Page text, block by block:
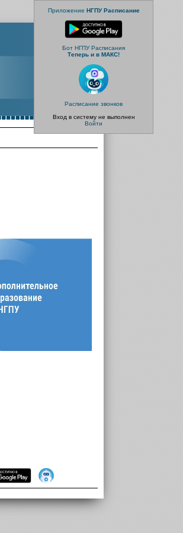
Приложение НГПУ Расписание
Бот НГПУ Расписания
Теперь и в МАКС!
Расписание звонков
Вход в систему не выполнен
Войти